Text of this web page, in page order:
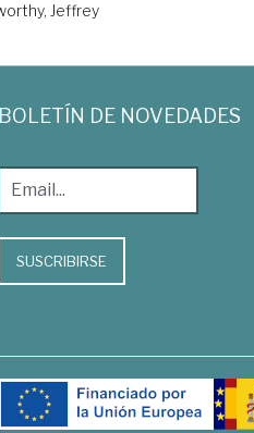
Jeffrey
BOLETÍN DE NOVEDADES
SUSCRIBIRSE